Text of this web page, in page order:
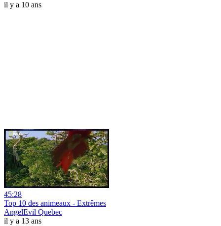
il y a 10 ans
45:28
Top 10 des animeaux - Extrêmes
AngelEvil Quebec
il y a 13 ans